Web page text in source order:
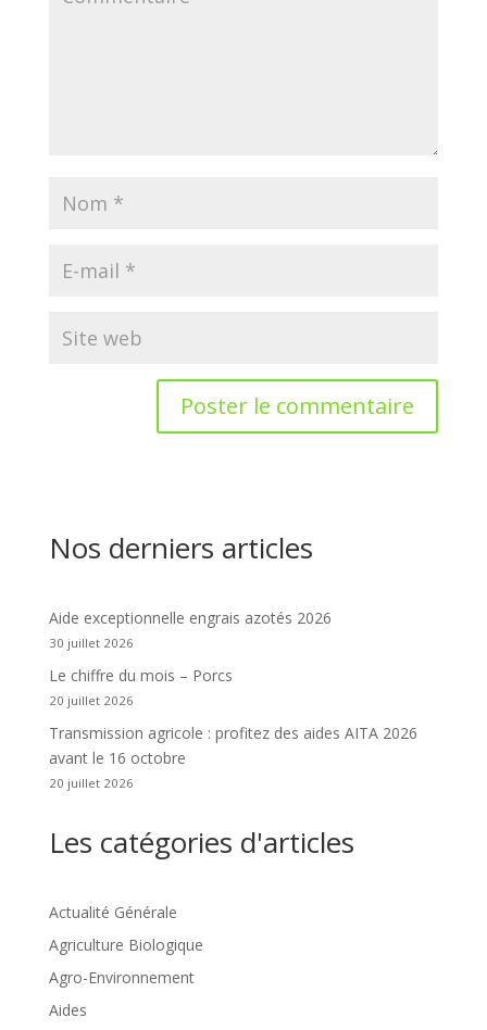
Nos derniers articles
Aide exceptionnelle engrais azotés 2026
30 juillet 2026
Le chiffre du mois – Porcs
20 juillet 2026
Transmission agricole : profitez des aides AITA 2026
avant le 16 octobre
20 juillet 2026
Les catégories d'articles
Actualité Générale
Agriculture Biologique
Agro-Environnement
Aides